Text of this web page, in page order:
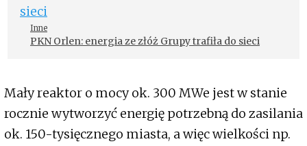
Inne
PKN Orlen: energia ze złóż Grupy trafiła do sieci
Mały reaktor o mocy ok. 300 MWe jest w stanie
rocznie wytworzyć energię potrzebną do zasilania
ok. 150-tysięcznego miasta, a więc wielkości np.